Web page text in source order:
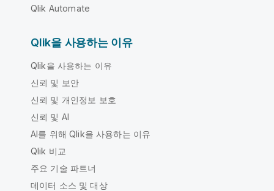
Qlik Automate
Qlik을 사용하는 이유
Qlik을 사용하는 이유
신뢰 및 보안
신뢰 및 개인정보 보호
신뢰 및 AI
AI를 위해 Qlik을 사용하는 이유
Qlik 비교
주요 기술 파트너
데이터 소스 및 대상